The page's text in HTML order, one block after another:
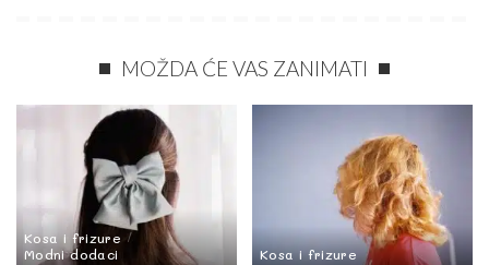
MOŽDA ĆE VAS ZANIMATI
Kosa i frizure
Modni dodaci
Kosa i frizure